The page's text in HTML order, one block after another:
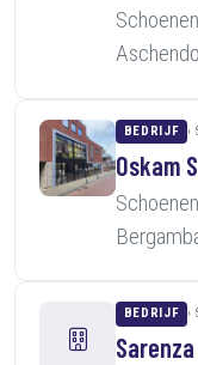
BEDRIJF
Oskam
BEDRIJF
Sarenza